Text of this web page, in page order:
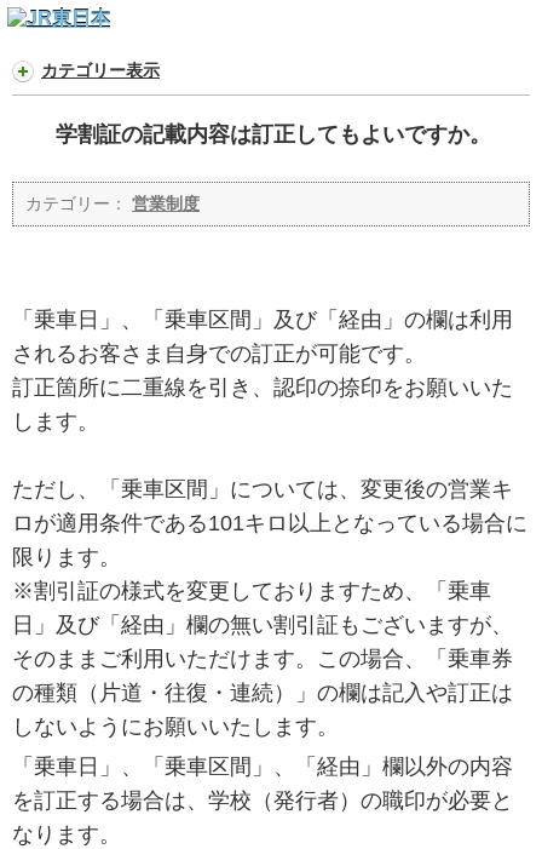
カテゴリー表示
学割証の記載内容は訂正してもよいですか。
カテゴリー： 営業制度
「乗車日」、「乗車区間」及び「経由」の欄は利用
されるお客さま自身での訂正が可能です。
訂正箇所に二重線を引き、認印の捺印をお願いいた
します。
ただし、「乗車区間」については、変更後の営業キ
ロが適用条件である101キロ以上となっている場合に
限ります。
※割引証の様式を変更しておりますため、「乗車
日」及び「経由」欄の無い割引証もございますが、
そのままご利用いただけます。この場合、「乗車券
の種類（片道・往復・連続）」の欄は記入や訂正は
しないようにお願いいたします。
「乗車日」、「乗車区間」、「経由」欄以外の内容
を訂正する場合は、学校（発行者）の職印が必要と
なります。